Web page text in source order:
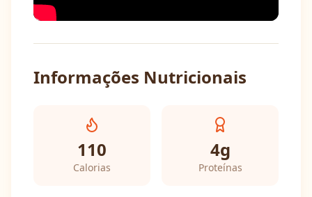
Informações Nutricionais
110
Calorias
4g
Proteínas